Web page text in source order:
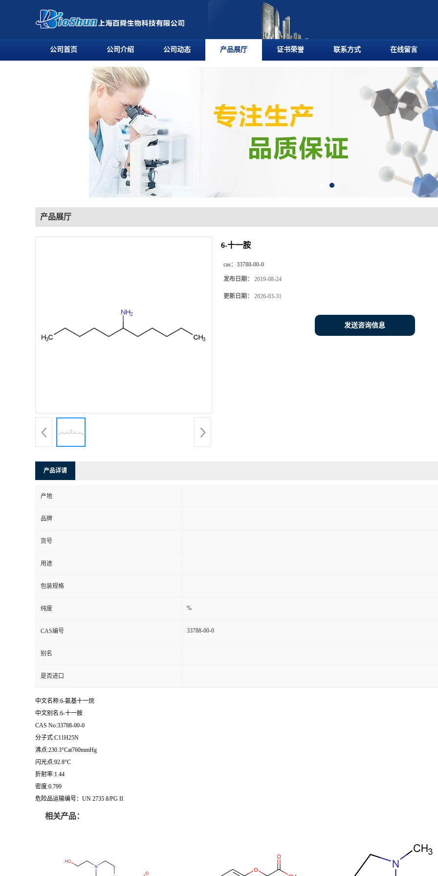
公司首页 公司介绍 公司动态 产品展厅 证书荣誉 联系方式 在线留言
产品展厅
6-十一胺
cas： 33788-00-0
发布日期： 2019-08-24
更新日期： 2026-03-31
发送咨询信息
产品详请
产地
品牌
货号
用途
包装规格
纯度 %
CAS编号 33788-00-0
别名
是否进口
中文名称:6-氨基十一烷
中文别名:6-十一胺
CAS No:33788-00-0
分子式:C11H25N
沸点:230.3°Cat760mmHg
闪光点:92.8°C
折射率:1.44
密度:0.799
危险品运输编号：UN 2735 8/PG II
相关产品：